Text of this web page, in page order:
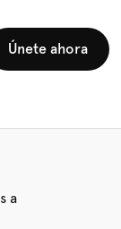
Únete ahora
a